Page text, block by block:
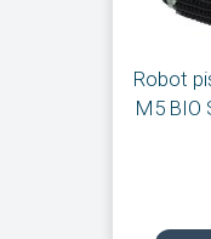
Robot
M5 BIO